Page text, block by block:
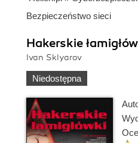
Bezpieczeństwo sieci
Hakerskie
Ivan Sklyarov
Niedostępna